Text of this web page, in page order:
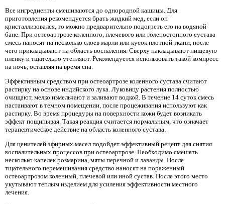
Все ингредиенты смешиваются до однородной кашицы. Для
приготовления рекомендуется брать жидкий мед, если он
кристаллизовался, то можно предварительно подогреть его на водяной
бане. При остеоартрозе коленного, плечевого или голеностопного сустава
смесь наносят на несколько слоев марли или кусок плотной ткани, после
чего прикладывают на область воспаления. Сверху накладывают пищевую
пленку и тщательно утепляют. Рекомендуется использовать такой компресс
на ночь, оставляя на время сна.
Эффективным средством при остеоартрозе коленного сустава считают
растирку на основе индийского лука. Луковицу растения полностью
очищают, мелко измельчают и заливают водкой. В течение 14 суток смесь
настаивают в темном помещении, после процеживания используют как
растирку. Во время процедуры на поверхности кожи будет возникать
эффект пощипывая. Такая реакция считается нормальным, что означает
терапевтическое действие на область коленного сустава.
Для ценителей эфирных масел подойдет эффективный рецепт для снятия
воспалительных процессов при остеоартрозе. Необходимо смешать
несколько капелек розмарина, мяты перечной и лаванды. После
тщательного перемешивания средство наносят на пораженный
остеоартрозом коленный, плечевой или иной сустав. После этого место
укутывают теплым изделием для усиления эффективности местного
лечения.